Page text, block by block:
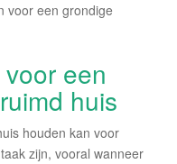
voor een grondige
een
huis
houden kan voor
zijn, vooral wanneer